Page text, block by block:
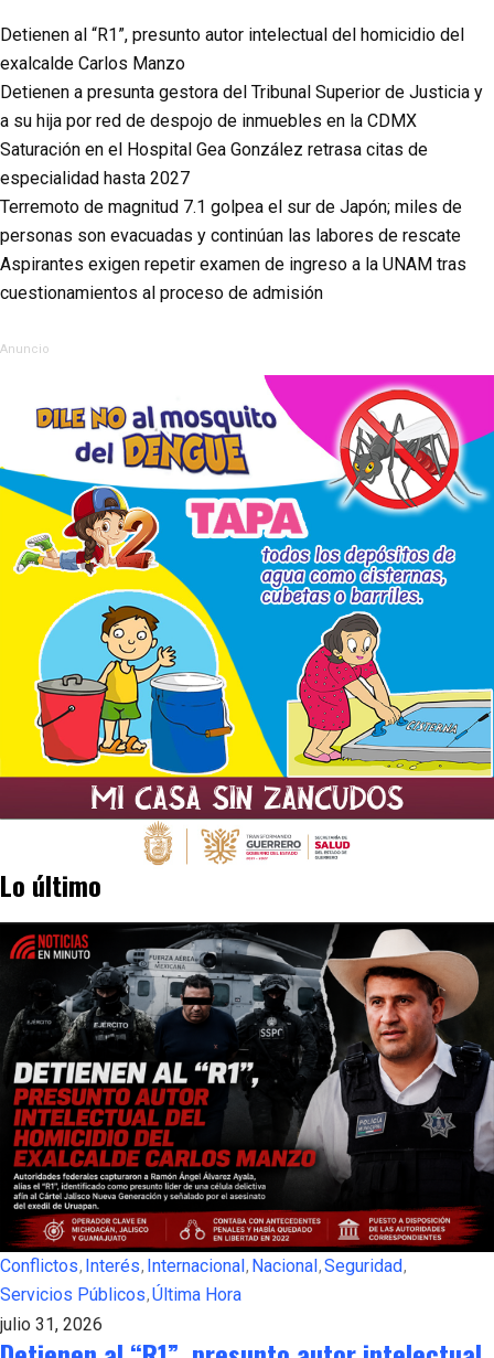
Detienen al “R1”, presunto autor intelectual del homicidio del
exalcalde Carlos Manzo
Detienen a presunta gestora del Tribunal Superior de Justicia y
a su hija por red de despojo de inmuebles en la CDMX
Saturación en el Hospital Gea González retrasa citas de
especialidad hasta 2027
Terremoto de magnitud 7.1 golpea el sur de Japón; miles de
personas son evacuadas y continúan las labores de rescate
Aspirantes exigen repetir examen de ingreso a la UNAM tras
cuestionamientos al proceso de admisión
Anuncio
Lo último
Conflictos Interés Internacional Nacional Seguridad
Servicios Públicos Última Hora
julio 31, 2026